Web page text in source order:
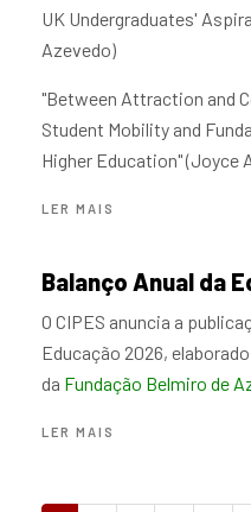
UK Undergraduates'
Azevedo)
"Between Attraction and
Student Mobility and
Higher Education" (Joyce
LER MAIS
Balanço Anual da
O CIPES anuncia a
Educação 2026,
da Fundação Belmiro de
LER MAIS